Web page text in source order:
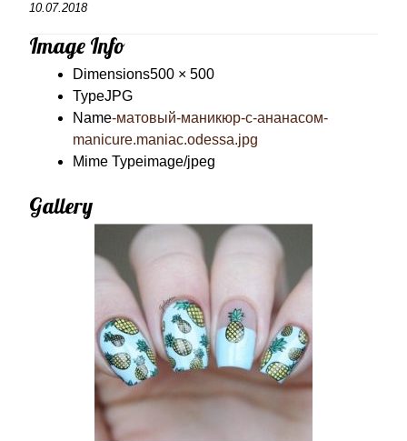
10.07.2018
Image Info
Dimensions500 × 500
TypeJPG
Name-матовый-маникюр-с-ананасом-
manicure.maniac.odessa.jpg
Mime Typeimage/jpeg
Gallery